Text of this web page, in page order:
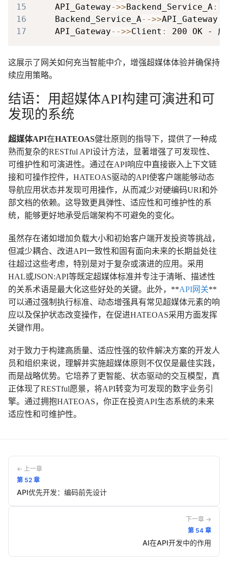
15
    API_Gateway
->>Backend_Service_A :
16
    Backend_Service_A
-->>API_Gateway :
17
    API_Gateway
-->>Client : 200 OK - 成
这展示了网关如何充当智能中介，增强超媒体体验并确保持
续应用策略。
结语：用超媒体API构建可演进和可
发现的系统
超媒体API在HATEOAS健壮原则的指导下，提供了一种成
熟而复杂的RESTful API设计方法，显著增强了可发现性、
可维护性和可演进性。通过在API响应中直接嵌入上下文链
接和可操作控件，HATEOAS驱动的API使客户端能够动态
导航应用状态并发现可用操作，从而减少对硬编码URI和外
部文档的依赖。这导致更具弹性、适应性和可维护性的系
统，能够更好地承受后端架构不可避免的变化。
虽然存在诸如增加负载大小和初始客户端开发投资等挑战，
但减少耦合、改进API一致性和固有面向未来的长期益处往
往超过这些考虑，特别是对于复杂或演进的应用。采用
HAL或JSON:API等既定超媒体标准并专注于清晰、描述性
的关系术语是最大化这些好处的关键。此外，**API网关**
可以通过强制执行标准、动态增强具有常见超媒体元素的响
应以及保护状态改变操作，在促进HATEOAS采用方面发挥
关键作用。
对于致力于构建高质量、适应性强的软件解决方案的开发人
员和组织来说，理解并实施超媒体原则不仅仅是最佳实践，
而是战略优势。它培养了更智能、状态驱动的交互模型，真
正体现了RESTful愿景，将API转变为可发现的数字业务引
擎。通过拥抱HATEOAS，你正在投资API生态系统的未来
适应性和可维护性。
← 上一章
第 52 章
API优先开发：编码前先设计
下一章 →
第 54 章
AI在API开发中的作用